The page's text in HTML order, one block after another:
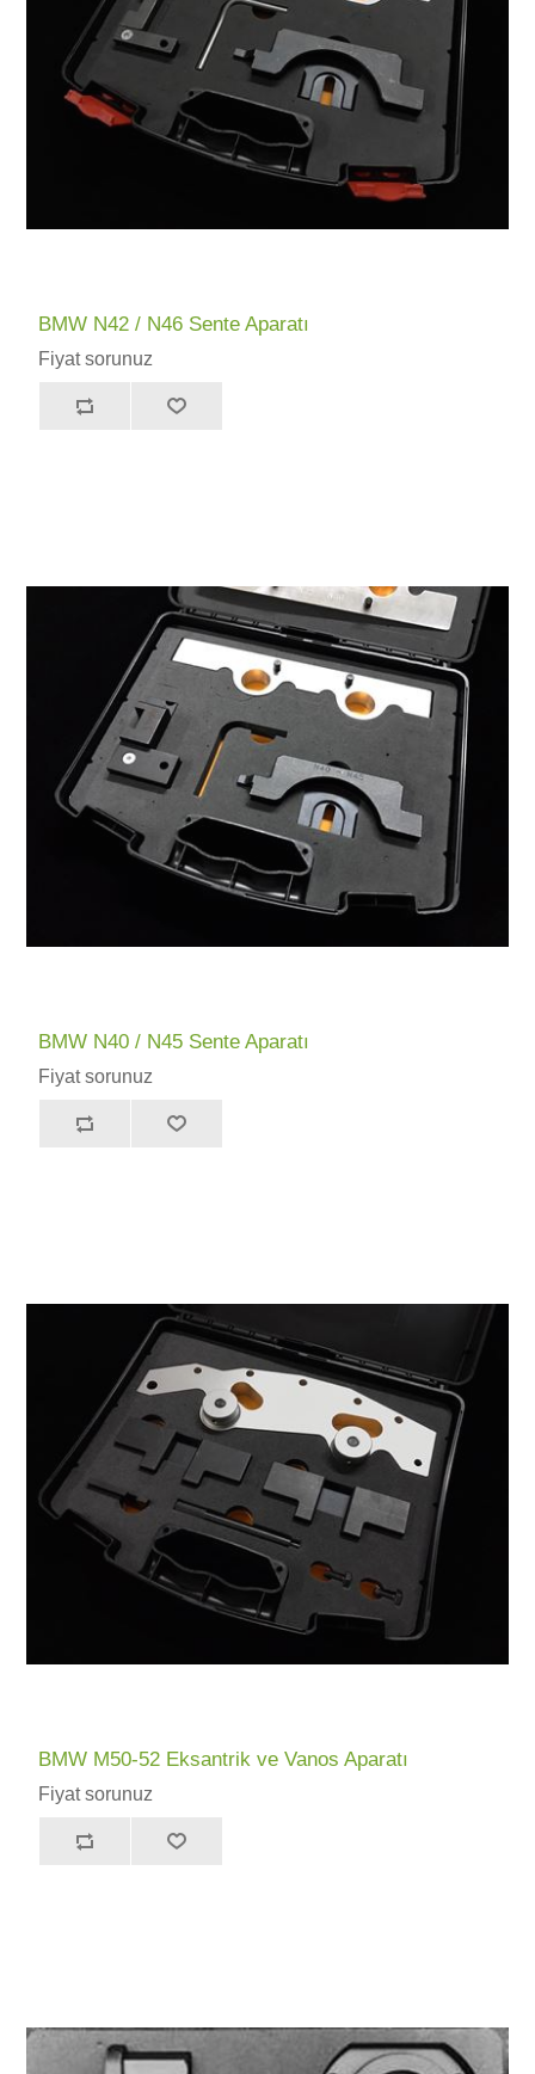
BMW N42 / N46 Sente Aparatı
Fiyat sorunuz
BMW N40 / N45 Sente Aparatı
Fiyat sorunuz
BMW M50-52 Eksantrik ve Vanos Aparatı
Fiyat sorunuz